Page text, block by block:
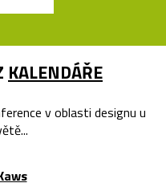
KALENDÁŘE
v oblasti designu u